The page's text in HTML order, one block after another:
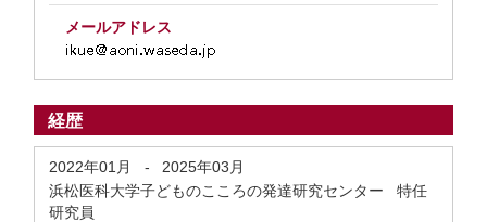
メールアドレス
経歴
2022年01月 -
2025年03月
浜松医科大学子どものこころの発達研究センター 特任
研究員